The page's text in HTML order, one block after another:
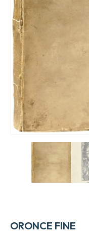
ORONCE FINE